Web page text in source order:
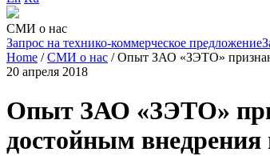
СМИ о нас
Запрос на технико-коммерческое предложение
Home /СМИ о нас /Опыт ЗАО «ЗЭТО» признан
20 апреля 2018
Опыт ЗАО «ЗЭТО»
достойным внедрения